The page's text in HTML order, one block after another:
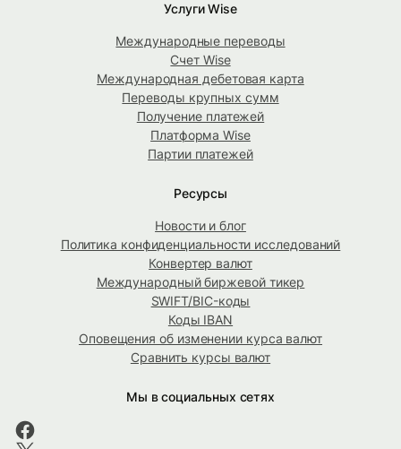
Услуги Wise
Международные переводы
Счет Wise
Международная дебетовая карта
Переводы крупных сумм
Получение платежей
Платформа Wise
Партии платежей
Ресурсы
Новости и блог
Политика конфиденциальности исследований
Конвертер валют
Международный биржевой тикер
SWIFT/BIC-коды
Коды IBAN
Оповещения об изменении курса валют
Сравнить курсы валют
Мы в социальных сетях